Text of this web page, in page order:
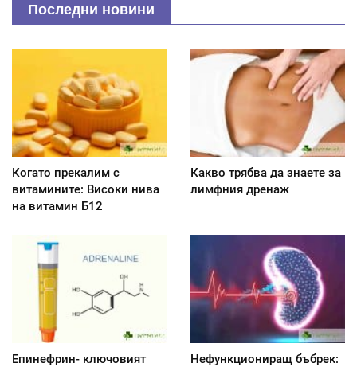
Последни новини
Когато прекалим с
витамините: Високи нива
на витамин Б12
Какво трябва да знаете за
лимфния дренаж
Епинефрин- ключовият
Нефункциониращ бъбрек: